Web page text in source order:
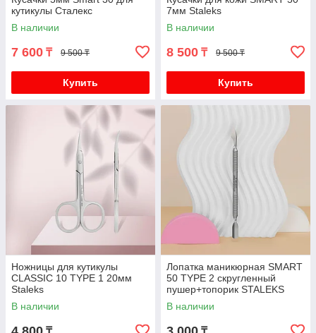
кутикулы Сталекс
В наличии
7 600 ₸ 9 500 ₸
Купить
7мм Staleks
В наличии
8 500 ₸ 9 500 ₸
Купить
Ножницы для кутикулы
CLASSIC 10 TYPE 1 20мм
Staleks
В наличии
Лопатка маникюрная SMART
50 TYPE 2 скругленный
пушер+топорик STALEKS
В наличии